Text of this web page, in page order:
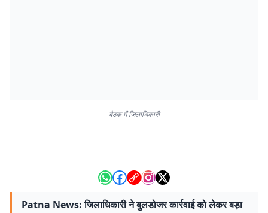
बैठक में जिलाधिकारी
Patna News: जिलाधिकारी ने बुलडोजर कार्रवाई को लेकर बड़ा